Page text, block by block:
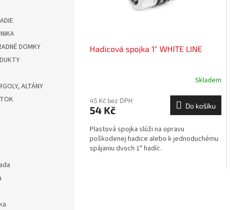
DOMKY
ALTÁNY
Hadicová spojka 1" WHITE LINE
Skladem
45 Kč bez DPH
54 Kč Do košíku
Plastová spojka slúži na opravu
poškodenej hadice alebo k jednoduchému
spájaniu dvoch 1" hadíc.